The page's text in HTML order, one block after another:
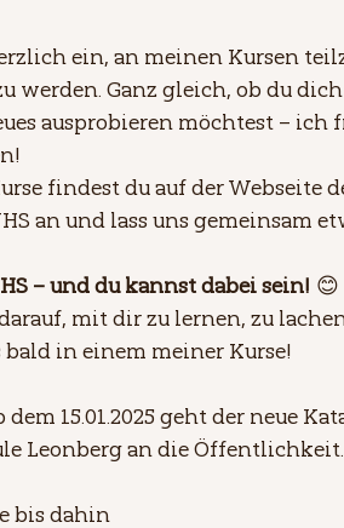
ein, an meinen Kursen
werden. Ganz gleich, ob du
ausprobieren möchtest – ich
findest du auf der Webseite
an und lass uns gemeinsam
– und du kannst dabei sein! 😊
mit dir zu lernen, zu
in einem meiner Kurse!
15.01.2025 geht der neue
Leonberg an die Öffentlichkeit.
bis dahin